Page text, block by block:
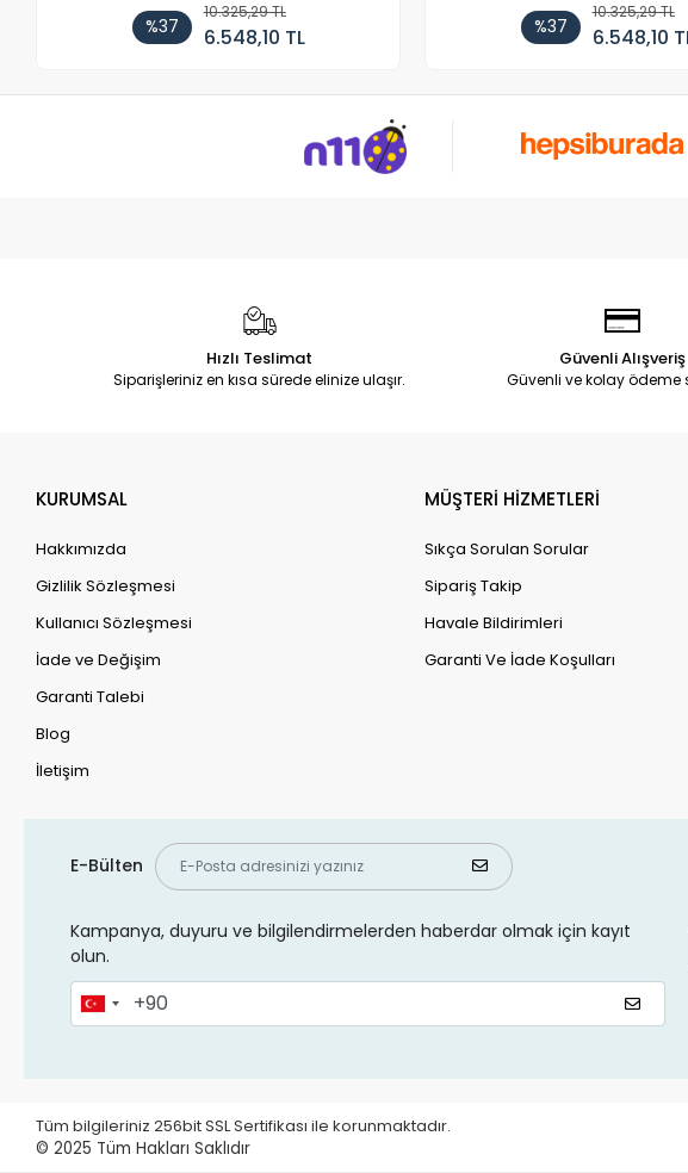
%37
10.325,29 TL
6.548,10 TL %37
10.325,29 TL
6.548,10
Hızlı Teslimat
Siparişleriniz en kısa sürede elinize ulaşır.
Güvenli Alışveriş
Güvenli ve kolay ödeme
KURUMSAL
Hakkımızda
Gizlilik Sözleşmesi
Kullanıcı Sözleşmesi
İade ve Değişim
Garanti Talebi
Blog
İletişim
MÜŞTERİ HİZMETLERİ
Sıkça Sorulan Sorular
Sipariş Takip
Havale Bildirimleri
Garanti Ve İade Koşulları
E-Bülten
Kampanya, duyuru ve bilgilendirmelerden haberdar olmak için kayıt
olun.
Tüm bilgileriniz 256bit SSL Sertifikası ile korunmaktadır.
© 2025 Tüm Hakları Saklıdır